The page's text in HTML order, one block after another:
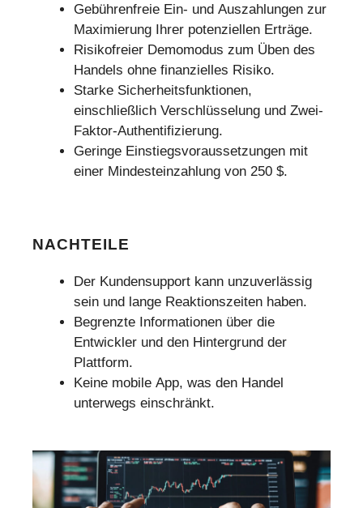
Gebührenfreie Ein- und Auszahlungen zur
Maximierung Ihrer potenziellen Erträge.
Risikofreier Demomodus zum Üben des
Handels ohne finanzielles Risiko.
Starke Sicherheitsfunktionen,
einschließlich Verschlüsselung und Zwei-
Faktor-Authentifizierung.
Geringe Einstiegsvoraussetzungen mit
einer Mindesteinzahlung von 250 $.
NACHTEILE
Der Kundensupport kann unzuverlässig
sein und lange Reaktionszeiten haben.
Begrenzte Informationen über die
Entwickler und den Hintergrund der
Plattform.
Keine mobile App, was den Handel
unterwegs einschränkt.